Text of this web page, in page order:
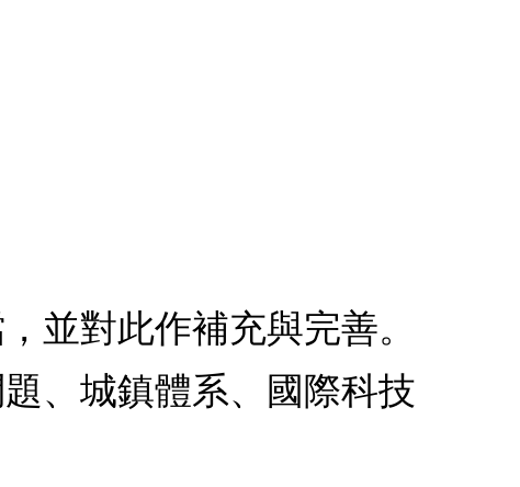
並對此作補充與完善。
、城鎮體系、國際科技